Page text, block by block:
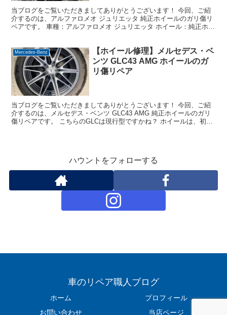
当ブログをご覧いただきましてありがとうございます！ 今回、ご紹
介するのは、アルファロメオ ジュリエッタ 純正ホイールのガリ傷リ
ペアです。 車種：アルファロメオ ジュリエッタ ホイール：純正ホイ
Mercedes-Benz
【ホイール修理】メルセデス・ベ
ンツ GLC43 AMG ホイールのガ
リ傷リペア
当ブログをご覧いただきましてありがとうございます！ 今回、ご紹
介するのは、メルセデス・ベンツ GLC43 AMG 純正ホイールのガリ
傷リペアです。 こちらのGLCは現行型ですかね？ ホイールは、初め
ハウントをフォローする
車のリペア職人ブログ
ホーム
プロフィール
お問い合わせ
当店ページ